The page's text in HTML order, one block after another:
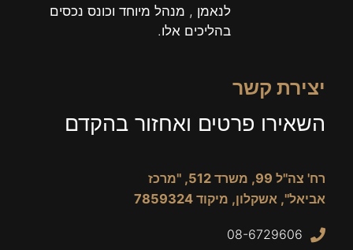
לנאמן , מנהל מיוחד וכונס נכסים
בהליכים אלו.
יצירת קשר
השאירו פרטים ואחזור בהקדם
רח' צה"ל 99, משרד 512, "מרכז
אביאל", אשקלון, מיקוד 7859324
08-6729606